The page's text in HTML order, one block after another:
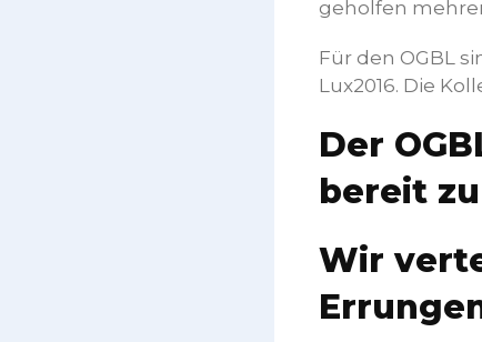
geholfen
Für den OGBL
Lux2016. Die
Der
bereit
Wir